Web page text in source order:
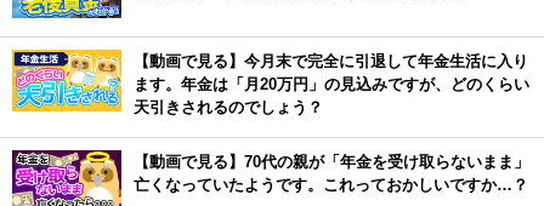
【動画で見る】今月末で完全に引退して年金生活に入り
ます。年金は「月20万円」の見込みですが、どのくらい
天引きされるのでしょう？
【動画で見る】70代の親が「年金を受け取らないまま」
亡くなっていたようです。これっておかしいですか…？